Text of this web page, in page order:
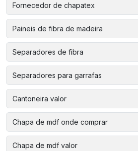
Fornecedor de chapatex
Paineis de fibra de madeira
Separadores de fibra
Separadores para garrafas
Cantoneira valor
Chapa de mdf onde comprar
Chapa de mdf valor